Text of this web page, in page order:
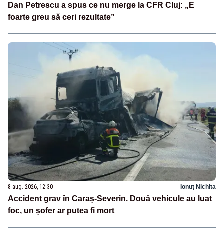
Dan Petrescu a spus ce nu merge la CFR Cluj: „E
foarte greu să ceri rezultate”
8 aug. 2026, 12:30 Ionuț Nichita
Accident grav în Caraș-Severin. Două vehicule au luat
foc, un șofer ar putea fi mort